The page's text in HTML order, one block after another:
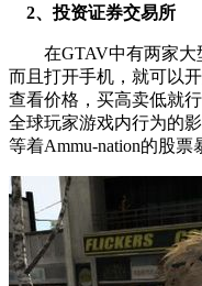
2、投资证券交易所
在GTAV中有两家大
而且打开手机，就可以
查看价格，买高卖低就
全球玩家游戏内行为的
等着Ammu-nation的股票